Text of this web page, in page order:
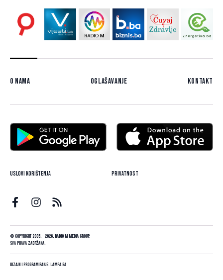
O nama Oglašavanje Kontakt
Uslovi korištenja Privatnost
© Copyright 2005. - 2026. Radio M Media Group.
Sva prava zadržana.
Dizajn i programiranje: Lampa.ba